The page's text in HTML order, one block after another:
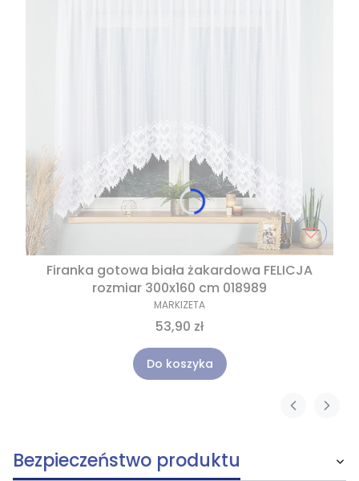
Firanka gotowa biała żakardowa FELICJA
rozmiar 300x160 cm 018989
MARKIZETA
53,90 zł
Do koszyka
Bezpieczeństwo produktu